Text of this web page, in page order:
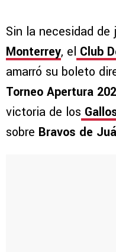
Sin la necesidad de
Monterrey, el Club
amarró su boleto
Torneo Apertura
victoria de los
sobre Bravos de